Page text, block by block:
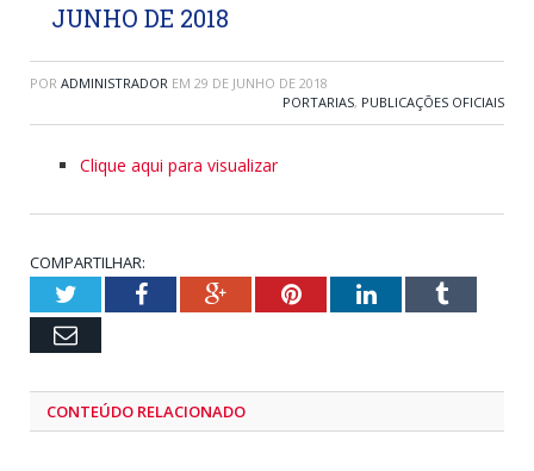
JUNHO DE 2018
POR ADMINISTRADOR EM 29 DE JUNHO DE 2018
PORTARIAS, PUBLICAÇÕES OFICIAIS
Clique aqui para visualizar
COMPARTILHAR:
TwitterFacebookGoogle+PinterestLinkedInTumblr
Email
CONTEÚDO RELACIONADO